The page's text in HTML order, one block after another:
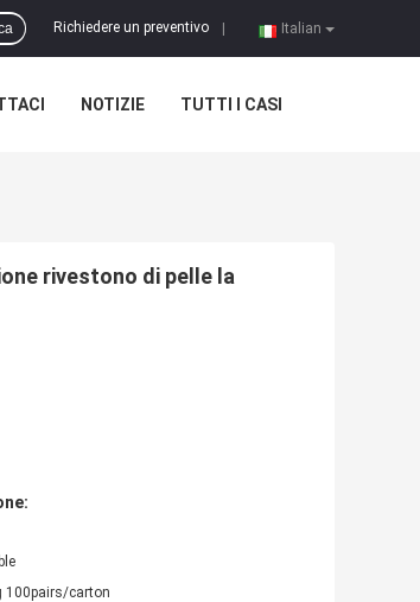
Italian
Richiedere un preventivo
NOTIZIE TUTTI I CASI
rivestono di pelle la
100pairs/carton